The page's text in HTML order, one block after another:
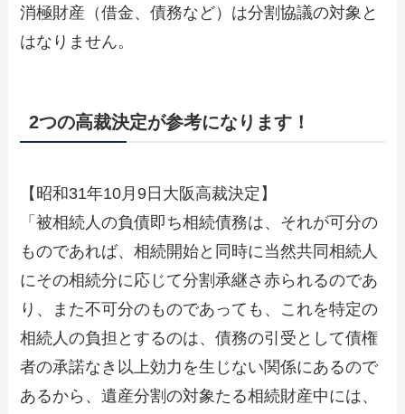
消極財産（借金、債務など）は分割協議の対象と
はなりません。
2つの高裁決定が参考になります！
【昭和31年10月9日大阪高裁決定】
「被相続人の負債即ち相続債務は、それが可分の
ものであれば、相続開始と同時に当然共同相続人
にその相続分に応じて分割承継さ赤られるのであ
り、また不可分のものであっても、これを特定の
相続人の負担とするのは、債務の引受として債権
者の承諾なき以上効力を生じない関係にあるので
あるから、遺産分割の対象たる相続財産中には、